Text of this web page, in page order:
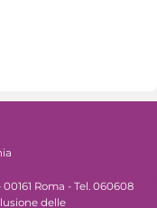
Roma - Tel. 060608
delle